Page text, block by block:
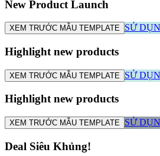
New Product Launch
XEM TRƯỚC MẪU TEMPLATE SỬ
Highlight new products
XEM TRƯỚC MẪU TEMPLATE SỬ
Highlight new products
XEM TRƯỚC MẪU TEMPLATE SỬ
Deal Siêu Khủng!